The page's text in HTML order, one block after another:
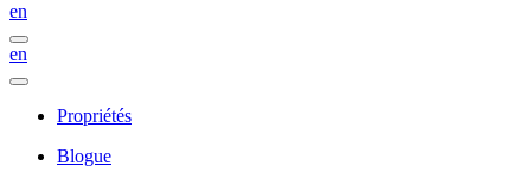
en
en
Propriétés
Blogue